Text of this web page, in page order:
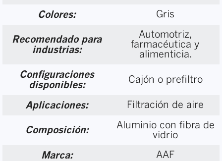
Colores: Gris
Recomendado para
industrias:
Automotriz,
farmacéutica y
alimenticia.
Configuraciones
disponibles:
Cajón o prefiltro
Aplicaciones: Filtración de aire
Composición:
Aluminio con fibra de
vidrio
Marca: AAF